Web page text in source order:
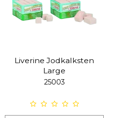
Liverine Jodkalksten
Large
25003